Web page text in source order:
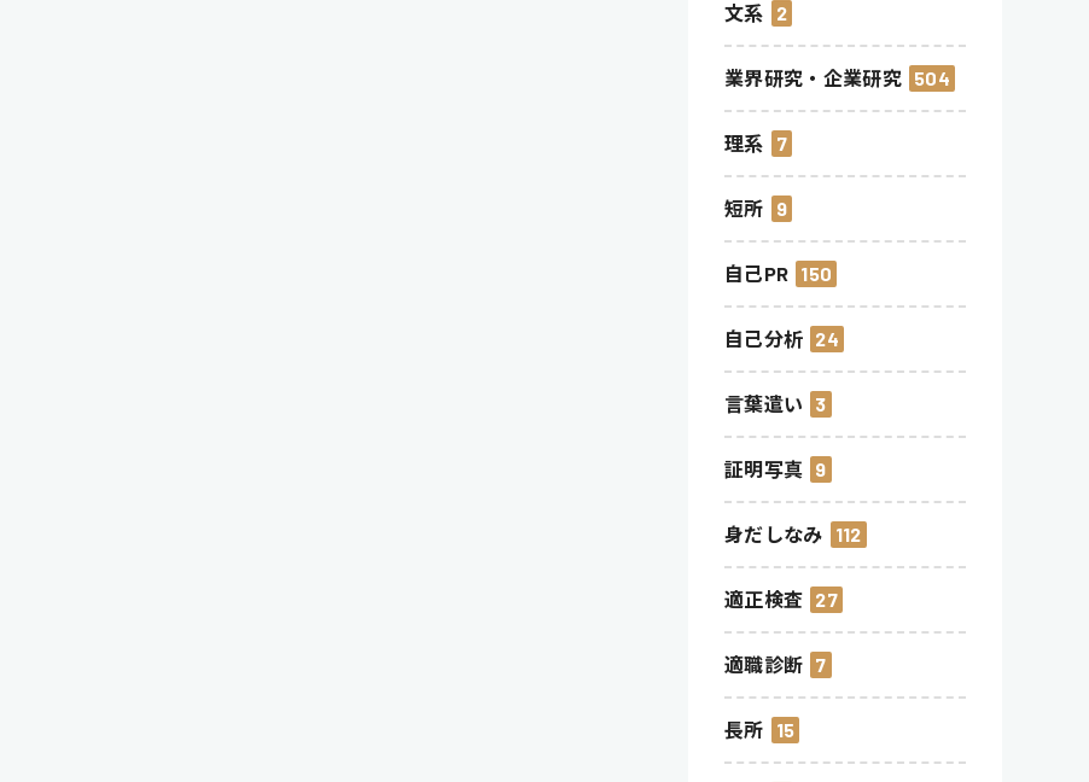
文系 2
業界研究・企業研究 504
理系 7
短所 9
自己PR 150
自己分析 24
言葉遣い 3
証明写真 9
身だしなみ 112
適正検査 27
適職診断 7
長所 15